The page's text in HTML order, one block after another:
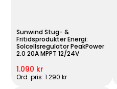
Sunwind Stug- &
Fritidsprodukter Energi:
Solcellsregulator PeakPower
2.0 20A MPPT 12/24V
1.090 kr
Ord. pris: 1.290 kr